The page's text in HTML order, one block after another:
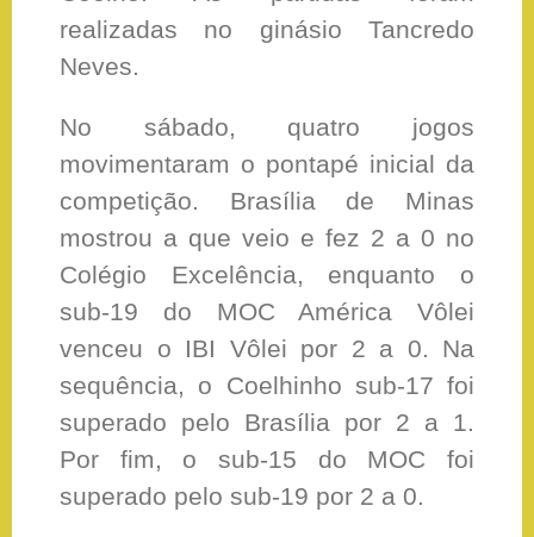
realizadas no ginásio Tancredo
Neves.
No sábado, quatro jogos
movimentaram o pontapé inicial da
competição. Brasília de Minas
mostrou a que veio e fez 2 a 0 no
Colégio Excelência, enquanto o
sub-19 do MOC América Vôlei
venceu o IBI Vôlei por 2 a 0. Na
sequência, o Coelhinho sub-17 foi
superado pelo Brasília por 2 a 1.
Por fim, o sub-15 do MOC foi
superado pelo sub-19 por 2 a 0.